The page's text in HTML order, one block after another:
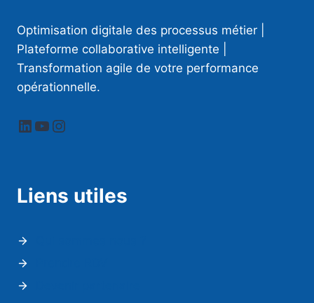
Optimisation digitale des processus métier |
Plateforme collaborative intelligente |
Transformation agile de votre performance
opérationnelle.
LinkedIn
YouTube
Instagram
Liens utiles